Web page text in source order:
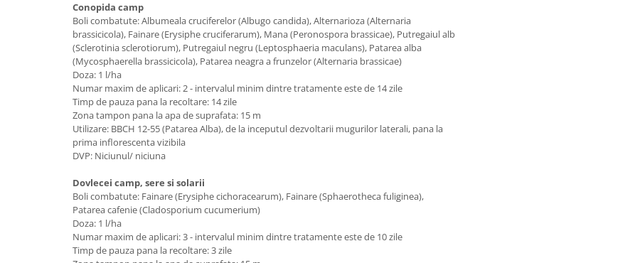
Conopida camp
Boli combatute: Albumeala cruciferelor (Albugo candida), Alternarioza (Alternaria
brassicicola), Fainare (Erysiphe cruciferarum), Mana (Peronospora brassicae), Putregaiul alb
(Sclerotinia sclerotiorum), Putregaiul negru (Leptosphaeria maculans), Patarea alba
(Mycosphaerella brassicicola), Patarea neagra a frunzelor (Alternaria brassicae)
Doza: 1 l/ha
Numar maxim de aplicari: 2 - intervalul minim dintre tratamente este de 14 zile
Timp de pauza pana la recoltare: 14 zile
Zona tampon pana la apa de suprafata: 15 m
Utilizare: BBCH 12-55 (Patarea Alba), de la inceputul dezvoltarii mugurilor laterali, pana la
prima inflorescenta vizibila
DVP: Niciunul/ niciuna
Dovlecei camp, sere si solarii
Boli combatute: Fainare (Erysiphe cichoracearum), Fainare (Sphaerotheca fuliginea),
Patarea cafenie (Cladosporium cucumerium)
Doza: 1 l/ha
Numar maxim de aplicari: 3 - intervalul minim dintre tratamente este de 10 zile
Timp de pauza pana la recoltare: 3 zile